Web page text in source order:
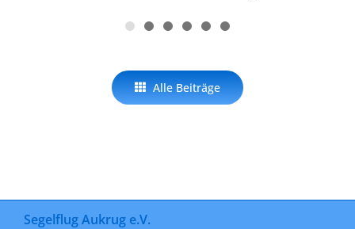
Alle Beiträge
Segelflug Aukrug e.V.